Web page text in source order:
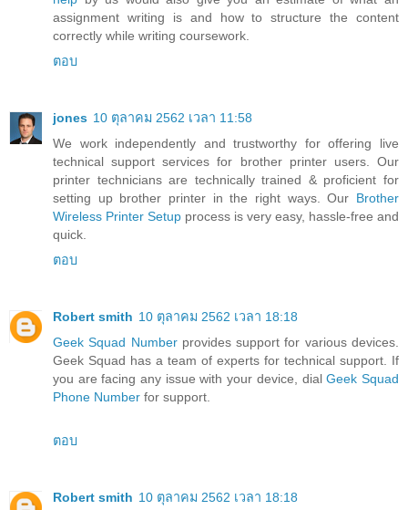
assignment writing is and how to structure the content
correctly while writing coursework.
ตอบ
jones 10 ตุลาคม 2562 เวลา 11:58
We work independently and trustworthy for offering live
technical support services for brother printer users. Our
printer technicians are technically trained & proficient for
setting up brother printer in the right ways. Our Brother
Wireless Printer Setup process is very easy, hassle-free and
quick.
ตอบ
Robert smith 10 ตุลาคม 2562 เวลา 18:18
Geek Squad Numberprovides support for various devices.
Geek Squad has a team of experts for technical support. If
you are facing any issue with your device, dialGeek Squad
Phone Number for support.
ตอบ
Robert smith 10 ตุลาคม 2562 เวลา 18:18